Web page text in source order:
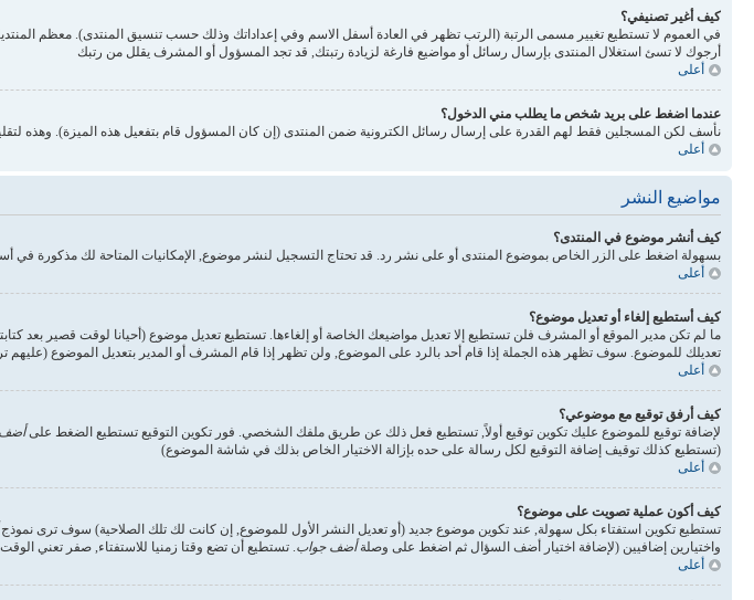
كيف أغير تصنيفي؟
في العموم لا تستطيع تغيير مسمى الرتبة (الرتب تظهر في العادة أسفل الاسم وفي إعداداتك وذلك حسب تنسيق المنتدى). معظم
أرجوك لا تسئ استغلال المنتدى بإرسال رسائل أو مواضيع فارغة لزيادة رتبتك, قد تجد المسؤول أو المشرف يقلل من رتبك
أعلى
عندما اضغط على بريد شخص ما يطلب مني الدخول؟
نأسف لكن المسجلين فقط لهم القدرة على إرسال رسائل الكترونية ضمن المنتدى (إن كان المسؤول قام بتفعيل هذه الميزة). وهذه
أعلى
مواضيع النشر
كيف أنشر موضوع في المنتدى؟
بسهولة اضغط على الزر الخاص بموضوع المنتدى أو على نشر رد. قد تحتاج التسجيل لنشر موضوع, الإمكانيات المتاحة لك مذكورة في
أعلى
كيف أستطيع إلغاء أو تعديل موضوع؟
ما لم تكن مدير الموقع أو المشرف فلن تستطيع إلا تعديل مواضيعك الخاصة أو إلغاءها. تستطيع تعديل موضوع (أحيانا لوقت قصير بعد
تعديلك للموضوع. سوف تظهر هذه الجملة إذا قام أحد بالرد على الموضوع, ولن تظهر إذا قام المشرف أو المدير بتعديل الموضوع
أعلى
كيف أرفق توقيع مع موضوعي؟
لإضافة توقيع للموضوع عليك تكوين توقيع أولاً, تستطيع فعل ذلك عن طريق ملفك الشخصي. فور تكوين التوقيع تستطيع الضغط علىأضف
(تستطيع كذلك توقيف إضافة التوقيع لكل رسالة على حده بإزالة الاختيار الخاص بذلك في شاشة الموضوع)
أعلى
كيف أكون عملية تصويت على موضوع؟
تستطيع تكوين استفتاء بكل سهولة, عند تكوين موضوع جديد (أو تعديل النشر الأول للموضوع, إن كانت لك تلك الصلاحية) سوف ترى
واختيارين إضافيين (لإضافة اختيار أضف السؤال ثم اضغط على وصلةأضف جواب. تستطيع أن تضع وقتا زمنيا للاستفتاء, صفر تعني
أعلى